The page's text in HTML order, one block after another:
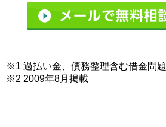
※1 過払い金、債務整理含む借金問題
※2 2009年8月掲載